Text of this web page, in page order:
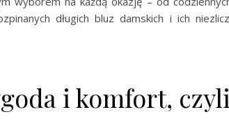
długich bluz damskich i ich
i komfort,